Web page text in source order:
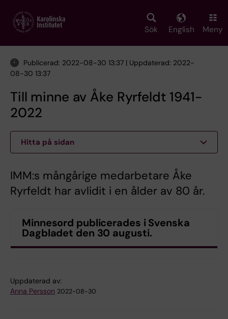
main
Sök English Meny
Publicerad: 2022-08-30 13:37 | Uppdaterad: 2022-
08-30 13:37
Till minne av Åke Ryrfeldt 1941-
2022
Hitta på sidan
IMM:s mångårige medarbetare Åke
Ryrfeldt har avlidit i en ålder av 80 år.
Minnesord publicerades i Svenska
Dagbladet den 30 augusti.
Uppdaterad av:
Anna Persson 2022-08-30